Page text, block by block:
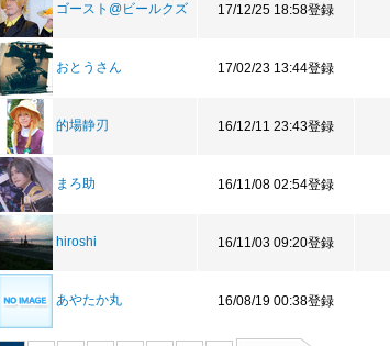
ゴースト@ビールクズ 17/12/25 18:58登録
おとうさん 17/02/23 13:44登録
的場静刃 16/12/11 23:43登録
まろ助 16/11/08 02:54登録
hiroshi 16/11/03 09:20登録
あやたか丸 16/08/19 00:38登録